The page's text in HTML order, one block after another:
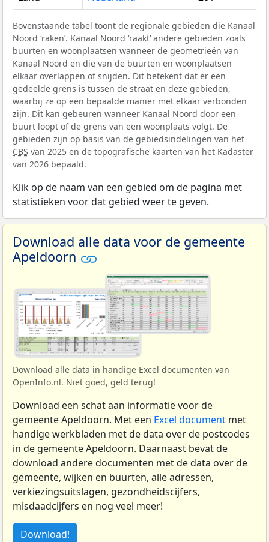
Bovenstaande tabel toont de regionale gebieden die Kanaal
Noord ‘raken’. Kanaal Noord ‘raakt’ andere gebieden zoals
buurten en woonplaatsen wanneer de geometrieën van
Kanaal Noord en die van de buurten en woonplaatsen
elkaar overlappen of snijden. Dit betekent dat er een
gedeelde grens is tussen de straat en deze gebieden,
waarbij ze op een bepaalde manier met elkaar verbonden
zijn. Dit kan gebeuren wanneer Kanaal Noord door een
buurt loopt of de grens van een woonplaats volgt. De
gebieden zijn op basis van de gebiedsindelingen van het
CBS van 2025 en de topografische kaarten van het Kadaster
van 2026 bepaald.
Klik op de naam van een gebied om de pagina met
statistieken voor dat gebied weer te geven.
Download alle data voor de gemeente
Apeldoorn
Download alle data in handige Excel documenten van
OpenInfo.nl. Niet goed, geld terug!
Download een schat aan informatie voor de
gemeente Apeldoorn. Met een Excel document met
handige werkbladen met de data over de postcodes
in de gemeente Apeldoorn. Daarnaast bevat de
download andere documenten met de data over de
gemeente, wijken en buurten, alle adressen,
verkiezingsuitslagen, gezondheidscijfers,
misdaadcijfers en nog veel meer!
Download!